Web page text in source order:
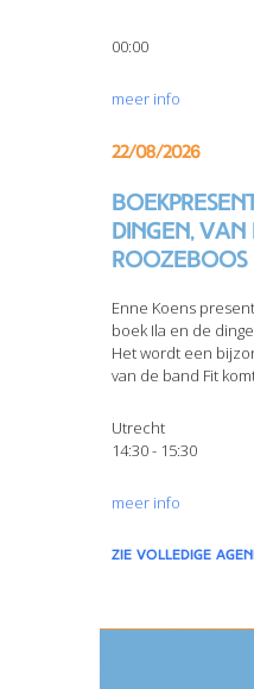
00:00
meer info
22/08/2026
dingen, van
Roozeboos
Enne Koens
boek Ila en de
Het wordt een
van de band Fit
Utrecht
14:30 - 15:30
meer info
zie volledige